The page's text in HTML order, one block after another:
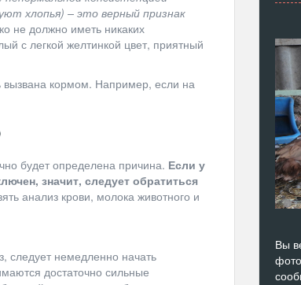
хлопья) – это верный признак
не должно иметь никаких
с легкой желтинкой цвет, приятный
вызвана кормом. Например, если на
будет определена причина. Если у
значит, следует обратиться
анализ крови, молока животного и
следует немедленно начать
достаточно сильные
Вы